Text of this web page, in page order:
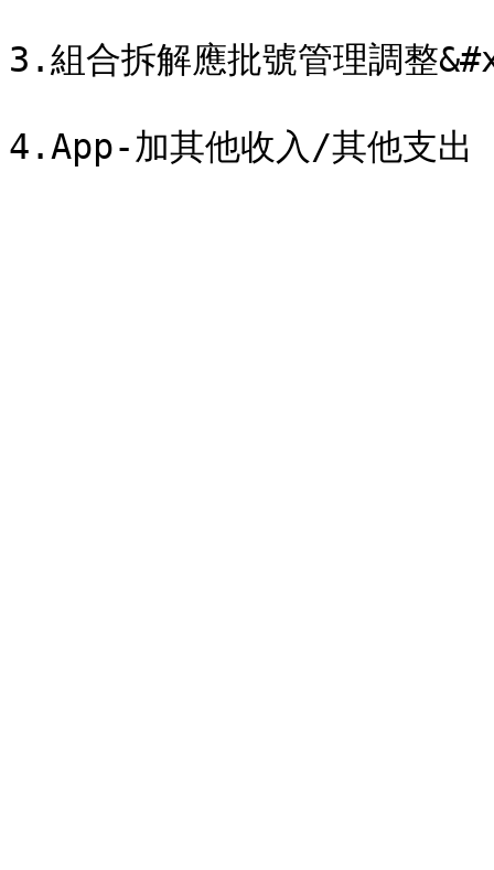
3.組合拆解應批號管理調整